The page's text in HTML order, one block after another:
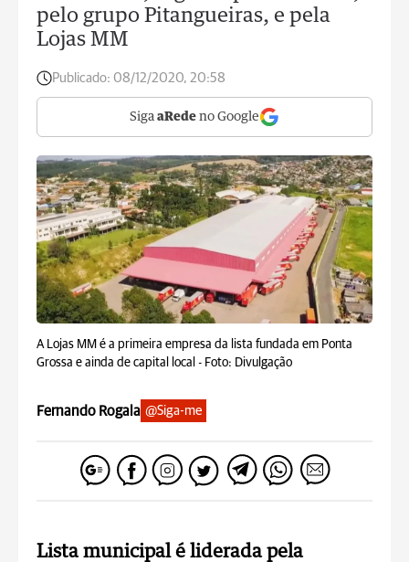
pelo grupo Pitangueiras, e pela
Lojas MM
Publicado: 08/12/2020, 20:58
Siga aRede no Google
A Lojas MM é a primeira empresa da lista fundada em Ponta
Grossa e ainda de capital local - Foto: Divulgação
Fernando Rogala @Siga-me
Lista municipal é liderada pela